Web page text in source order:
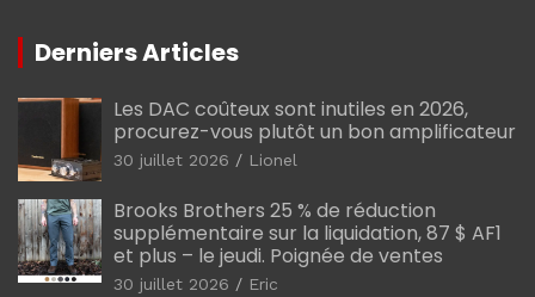
Derniers Articles
Les DAC coûteux sont inutiles en 2026,
procurez-vous plutôt un bon amplificateur
30 juillet 2026 Lionel
Brooks Brothers 25 % de réduction
supplémentaire sur la liquidation, 87 $ AF1
et plus – le jeudi. Poignée de ventes
30 juillet 2026 Eric